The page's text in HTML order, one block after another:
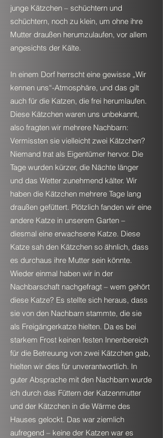
junge Kätzchen – schüchtern und
schüchtern, noch zu klein, um ohne ihre
Mutter draußen herumzulaufen, vor allem
angesichts der Kälte.
In einem Dorf herrscht eine gewisse „Wir
kennen uns“-Atmosphäre, und das gilt
auch für die Katzen, die frei herumlaufen.
Diese Kätzchen waren uns unbekannt,
also fragten wir mehrere Nachbarn:
Vermissten sie vielleicht zwei Kätzchen?
Niemand trat als Eigentümer hervor. Die
Tage wurden kürzer, die Nächte länger
und das Wetter zunehmend kälter. Wir
haben die Kätzchen mehrere Tage lang
draußen gefüttert. Plötzlich fanden wir eine
andere Katze in unserem Garten –
diesmal eine erwachsene Katze. Diese
Katze sah den Kätzchen so ähnlich, dass
es durchaus ihre Mutter sein könnte.
Wieder einmal haben wir in der
Nachbarschaft nachgefragt – wem gehört
diese Katze? Es stellte sich heraus, dass
sie von den Nachbarn stammte, die sie
als Freigängerkatze hielten. Da es bei
starkem Frost keinen festen Innenbereich
für die Betreuung von zwei Kätzchen gab,
hielten wir dies für unverantwortlich. In
guter Absprache mit den Nachbarn wurde
ich durch das Füttern der Katzenmutter
und der Kätzchen in die Wärme des
Hauses gelockt. Das war ziemlich
aufregend – keine der Katzen war es